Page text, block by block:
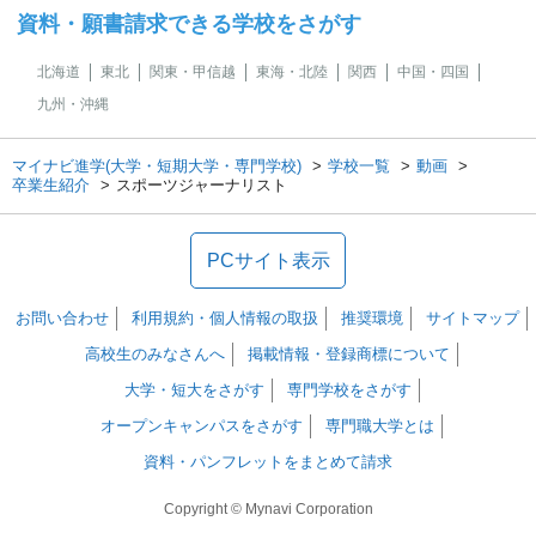
資料・願書請求できる学校をさがす
北海道 東北 関東・甲信越 東海・北陸 関西
中国・四国
九州・沖縄
マイナビ進学(大学・短期大学・専門学校) 学校一覧
動画
卒業生紹介
スポーツジャーナリスト
PCサイト表示
お問い合わせ 利用規約・個人情報の取扱 推奨環境
サイトマップ
高校生のみなさんへ
掲載情報・登録商標について
大学・短大をさがす
専門学校をさがす
オープンキャンパスをさがす
専門職大学とは
資料・パンフレットをまとめて請求
Copyright © Mynavi Corporation